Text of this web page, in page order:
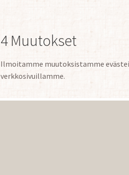
4 Muutokset
Ilmoitamme muutoksistamme
verkkosivuillamme.